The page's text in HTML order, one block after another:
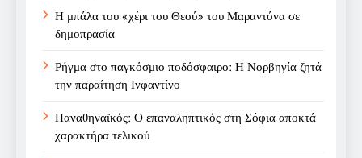
Η μπάλα του «χέρι του Θεού» του Μαραντόνα σε
δημοπρασία
Ρήγμα στο παγκόσμιο ποδόσφαιρο: Η Νορβηγία ζητά
την παραίτηση Ινφαντίνο
Παναθηναϊκός: Ο επαναληπτικός στη Σόφια αποκτά
χαρακτήρα τελικού